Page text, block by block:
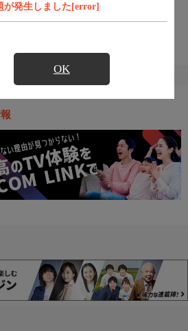
が発生しました[error]
OK
番組